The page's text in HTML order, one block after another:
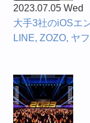
2023.07.05 Wed
大手3社のiOSエ
LINE, ZOZO, ヤ